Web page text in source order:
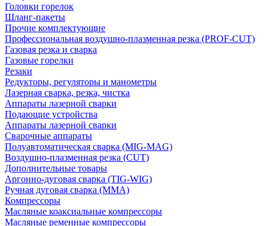
Головки горелок
Шланг-пакеты
Прочие комплектующие
Профессиональная воздушно-плазменная резка (PROF-CUT)
Газовая резка и сварка
Газовые горелки
Резаки
Редукторы, регуляторы и манометры
Лазерная сварка, резка, чистка
Аппараты лазерной сварки
Подающие устройства
Аппараты лазерной сварки
Сварочные аппараты
Полуавтоматическая сварка (MIG-MAG)
Воздушно-плазменная резка (CUT)
Дополнительные товары
Аргонно-дуговая сварка (TIG-WIG)
Ручная дуговая сварка (MMA)
Компрессоры
Масляные коаксиальные компрессоры
Масляные ременные компрессоры